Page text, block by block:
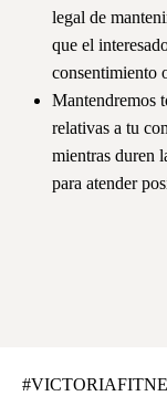
legal de
que el
consentimiento
Mantendremos
relativas a tu
mientras duren
para atender